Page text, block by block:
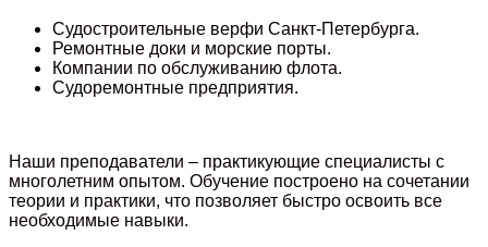
Судостроительные верфи Санкт-Петербурга.
Ремонтные доки и морские порты.
Компании по обслуживанию флота.
Судоремонтные предприятия.
Наши преподаватели – практикующие специалисты с
многолетним опытом. Обучение построено на сочетании
теории и практики, что позволяет быстро освоить все
необходимые навыки.